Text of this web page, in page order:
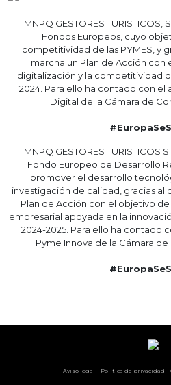
MNPQ GESTORES
Fondos Europeos, cuyo
competitividad de las PYMES, y
marcha un Plan de Acción con
digitalización y la competitividad
2024. Para ello ha contado con
Digital de la Cámara de
MNPQ GESTORES TURISTICOS
Fondo Europeo de Desarrollo
promover el desarrollo
investigación de calidad, gracias al
Plan de Acción con el objetivo
empresarial apoyada en la
2024-2025. Para ello ha contado
Pyme Innova de la Cámara
Aviso legal Política de privacidad